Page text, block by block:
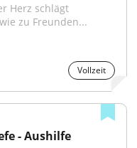
Herz schlägt
zu Freunden...
Vollzeit
- Aushilfe